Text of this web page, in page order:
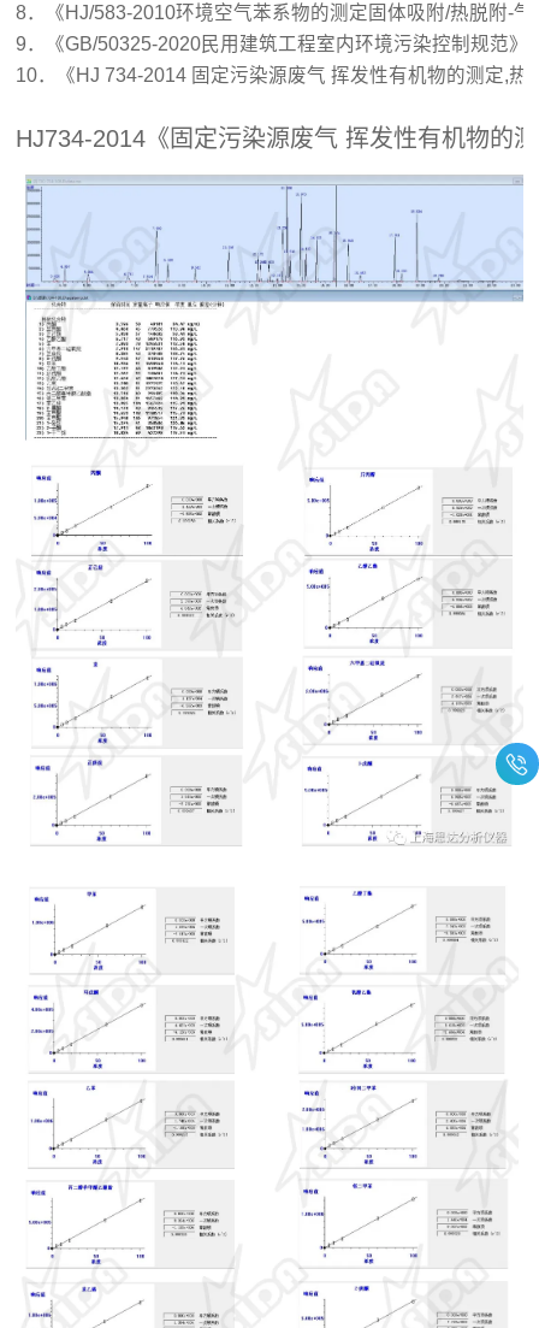
8．《HJ/583-2010环境空气苯系物的测定固体吸附/热脱附-气
9．《GB/50325-2020民用建筑工程室内环境污染控制规范》
10．《HJ 734-2014 固定污染源废气 挥发性有机物的测定,热
HJ734-2014《 固定污染源废气 挥发性有机物的